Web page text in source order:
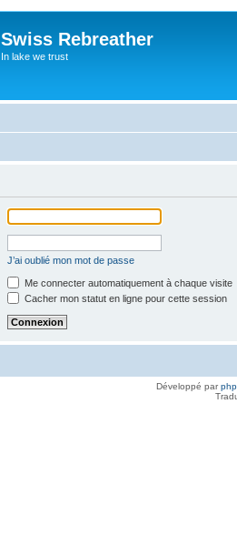
Swiss Rebreather
In lake we trust
J’ai oublié mon mot de passe
Me connecter automatiquement à chaque visite
Cacher mon statut en ligne pour cette session
Développé par